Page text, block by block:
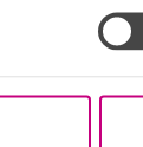
i
ved
og